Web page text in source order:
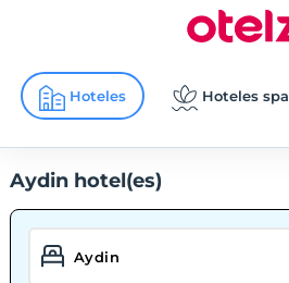
Hoteles Hoteles spa
Aydin hotel(es)